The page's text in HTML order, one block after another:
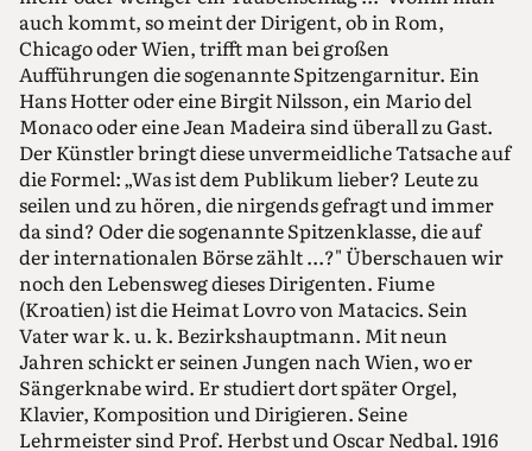
auch kommt, so meint der Dirigent, ob in Rom,
Chicago oder Wien, trifft man bei großen
Aufführungen die sogenannte Spitzengarnitur. Ein
Hans Hotter oder eine Birgit Nilsson, ein Mario del
Monaco oder eine Jean Madeira sind überall zu Gast.
Der Künstler bringt diese unvermeidliche Tatsache auf
die Formel: „Was ist dem Publikum lieber? Leute zu
seilen und zu hören, die nirgends gefragt und immer
da sind? Oder die sogenannte Spitzenklasse, die auf
der internationalen Börse zählt ...?" Überschauen wir
noch den Lebensweg dieses Dirigenten. Fiume
(Kroatien) ist die Heimat Lovro von Matacics. Sein
Vater war k. u. k. Bezirkshauptmann. Mit neun
Jahren schickt er seinen Jungen nach Wien, wo er
Sängerknabe wird. Er studiert dort später Orgel,
Klavier, Komposition und Dirigieren. Seine
Lehrmeister sind Prof. Herbst und Oscar Nedbal. 1916